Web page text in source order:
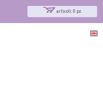
articoli: 0 pz.